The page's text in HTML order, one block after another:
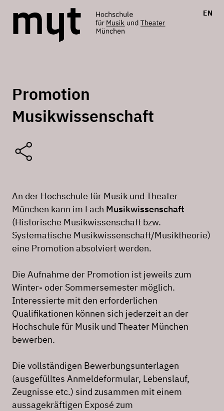
EN
Promotion
Musikwissenschaft
An der Hochschule für Musik und Theater
München kann im Fach Musikwissenschaft
(Historische Musikwissenschaft bzw.
Systematische Musikwissenschaft/Musiktheorie)
eine Promotion absolviert werden.
Die Aufnahme der Promotion ist jeweils zum
Winter- oder Sommersemester möglich.
Interessierte mit den erforderlichen
Qualifikationen können sich jederzeit an der
Hochschule für Musik und Theater München
bewerben.
Die vollständigen Bewerbungsunterlagen
(ausgefülltes Anmeldeformular, Lebenslauf,
Zeugnisse etc.) sind zusammen mit einem
aussagekräftigen Exposé zum